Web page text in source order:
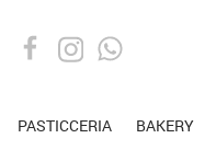
PASTICCERIA BAKERY